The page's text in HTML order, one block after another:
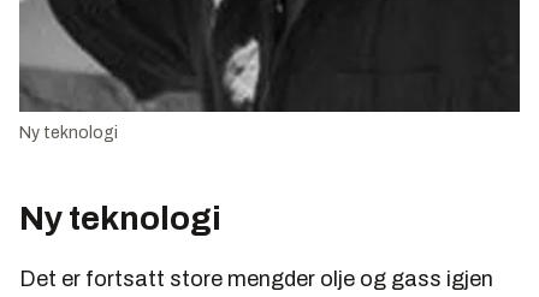
Ny teknologi
Ny teknologi
Det er fortsatt store mengder olje og gass igjen